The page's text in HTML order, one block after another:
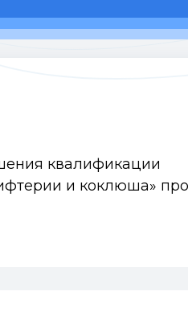
квалификации
и коклюша»